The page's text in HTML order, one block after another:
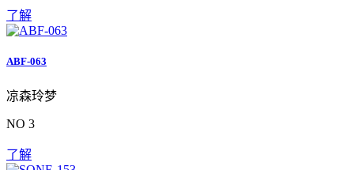
了解
ABF-063
凉森玲梦
NO 3
了解